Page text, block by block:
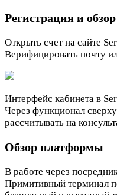
Регистрация и
Открыть счет на сайте
Верифицировать почту
Интерфейс кабинета в
Через функционал
рассчитывать на
Обзор платформы
В работе через
Примитивный терминал